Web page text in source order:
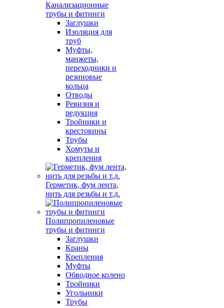
Канализационные
трубы и фитинги
Заглушки
Изоляция для
труб
Муфты,
манжеты,
переходники и
резиновые
кольца
Отводы
Ревизия и
редукция
Тройники и
крестовины
Трубы
Хомуты и
крепления
Герметик, фум лента,
нить для резьбы и т.д.
Полипропиленовые
трубы и фитинги
Заглушки
Краны
Крепления
Муфты
Обводное колено
Тройники
Угольники
Трубы